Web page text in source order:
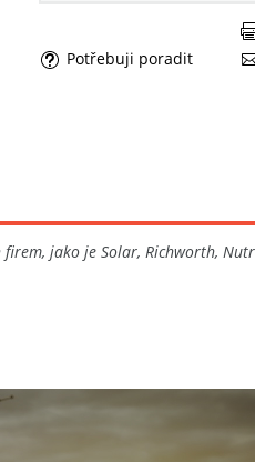
Potřebuji poradit
firem, jako je Solar, Richworth,